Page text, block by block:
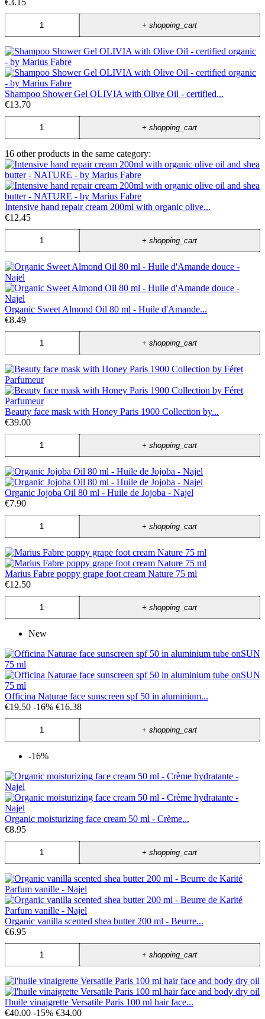
€3.15
+shopping_cart
Shampoo Shower Gel OLIVIA with Olive Oil - certified...
€13.70
+shopping_cart
16 other products in the same category:
Intensive hand repair cream 200ml with organic olive...
€12.45
+shopping_cart
Organic Sweet Almond Oil 80 ml - Huile d'Amande...
€8.49
+shopping_cart
Beauty face mask with Honey Paris 1900 Collection by...
€39.00
+shopping_cart
Organic Jojoba Oil 80 ml - Huile de Jojoba - Najel
€7.90
+shopping_cart
Marius Fabre poppy grape foot cream Nature 75 ml
€12.50
+shopping_cart
New
Officina Naturae face sunscreen spf 50 in aluminium...
€19.50 -16% €16.38
+shopping_cart
-16%
Organic moisturizing face cream 50 ml - Crème...
€8.95
+shopping_cart
Organic vanilla scented shea butter 200 ml - Beurre...
€6.95
+shopping_cart
l'huile vinaigrette Versatile Paris 100 ml hair face...
€40.00 -15% €34.00